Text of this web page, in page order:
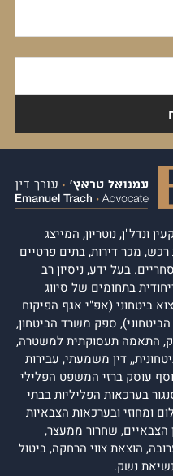
ונדל"ן, נוטריון, המייצג
מכר דירות, בתים פרטיים
בעל ידע, ניסיון רב
בתחומים של סיווג
ביטחוני (אפ"י אגף הפיקוח
ספק משרד הביטחון,
התאמה תעסוקתית למשטרה,
דין משמעתי, עבירות
עוסק ברזי המשפט הפלילי
בערכאות הפליליות בבתי
ומחוזי ובערכאות הצבאיות
הצבאיים, שחרור ממעצר,
הוצאת צווי הרחקה, ביטול
נשק.